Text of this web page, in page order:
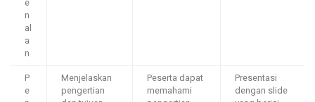
e
n
al
a
n
P
e
Menjelaskan
pengertian
Peserta dapat
memahami
Presentasi
dengan slide